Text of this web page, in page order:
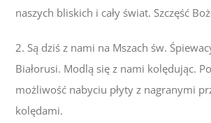
naszych bliskich i cały świat. Szczęść
2. Są dziś z nami na Mszach św.
Białorusi. Modlą się z nami kolędując.
możliwość nabyciu płyty z nagranymi
kolędami.